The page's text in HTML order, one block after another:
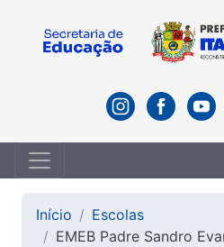
Início
Escolas
EMEB Padre Sandro